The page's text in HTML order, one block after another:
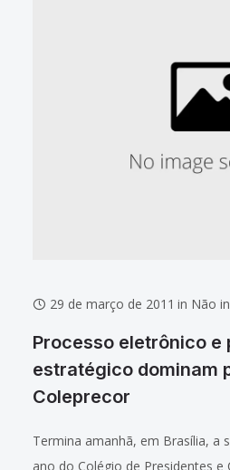
29 de março de 2011 in Não
Processo eletrônico e
estratégico dominam
Coleprecor
Termina amanhã, em Brasília, a
ano do Colégio de Presidentes e